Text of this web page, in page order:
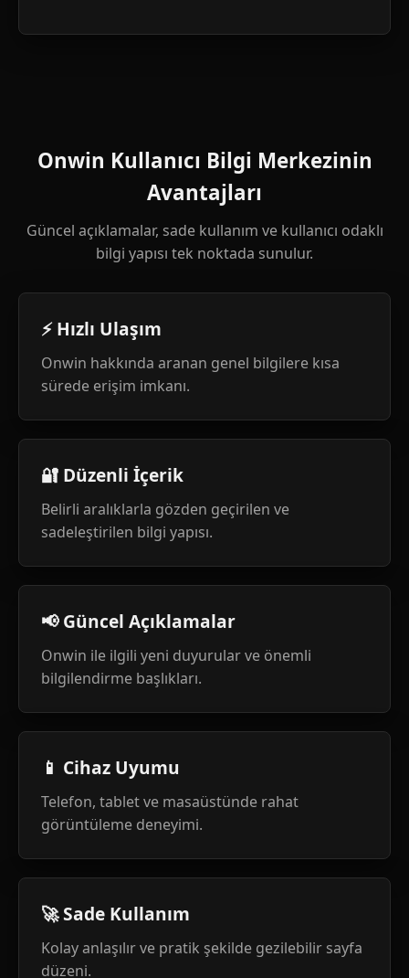
Onwin Kullanıcı Bilgi Merkezinin
Avantajları
Güncel açıklamalar, sade kullanım ve kullanıcı odaklı
bilgi yapısı tek noktada sunulur.
⚡ Hızlı Ulaşım
Onwin hakkında aranan genel bilgilere kısa
sürede erişim imkanı.
🔐 Düzenli İçerik
Belirli aralıklarla gözden geçirilen ve
sadeleştirilen bilgi yapısı.
📢 Güncel Açıklamalar
Onwin ile ilgili yeni duyurular ve önemli
bilgilendirme başlıkları.
📱 Cihaz Uyumu
Telefon, tablet ve masaüstünde rahat
görüntüleme deneyimi.
🚀 Sade Kullanım
Kolay anlaşılır ve pratik şekilde gezilebilir sayfa
düzeni.